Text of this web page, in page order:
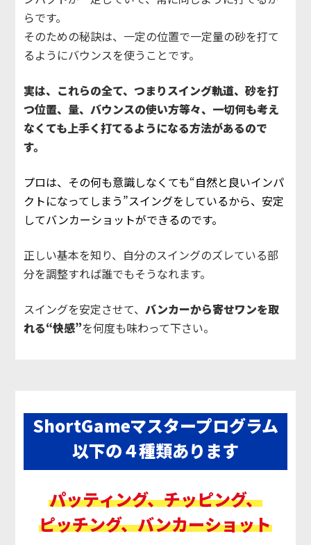
らです。
そのための秘訣は、一定の位置で一定量の砂を打て
るようにバウンスを使うことです。
実は、これらの全て、つまりスイング軌道、砂を打
つ位置、量、バウンスの使い方等々、一切何も考え
なくても上手く打てるようになる方法があるので
す。
プロは、その何も意識しなくても“自然と良いインパ
クトになってしまう”スイングをしているから、安定
してバンカーショットができるのです。
正しい基本を知り、自分のスイングのズレている部
分を調整すれば誰でもそうなれます。
スイングを安定させて、バンカーから寄せワンを取
れる“快感”を何度も味わって下さい。
ShortGameマスタープログラム
以下の４種類あります
パッティング、チッピング、
ピッチング、バンカーショット